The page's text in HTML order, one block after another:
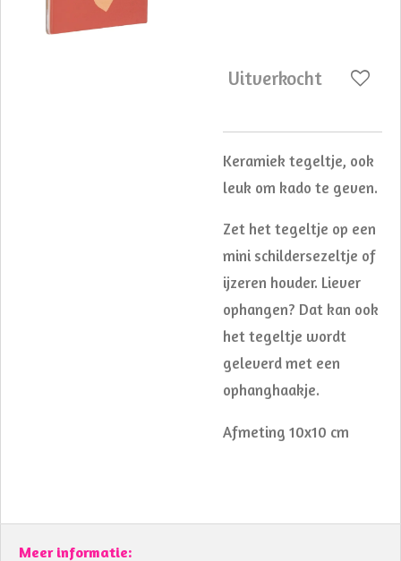
Uitverkocht
Keramiek tegeltje, ook
leuk om kado te geven.
Zet het tegeltje op een
mini schildersezeltje of
ijzeren houder. Liever
ophangen? Dat kan ook
het tegeltje wordt
geleverd met een
ophanghaakje.
Afmeting 10x10 cm
Meer informatie: